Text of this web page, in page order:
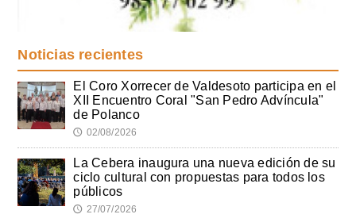
Noticias recientes
El Coro Xorrecer de Valdesoto participa en el
XII Encuentro Coral "San Pedro Advíncula"
de Polanco
🕔 02/08/2026
La Cebera inaugura una nueva edición de su
ciclo cultural con propuestas para todos los
públicos
🕔 27/07/2026